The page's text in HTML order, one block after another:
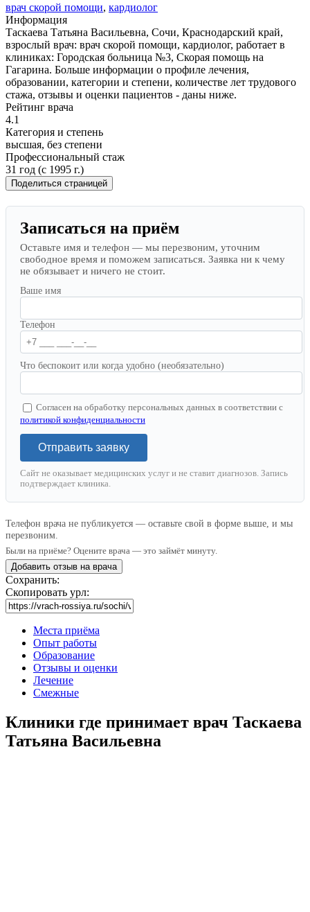
врач скорой помощи, кардиолог
Информация
Таскаева Татьяна Васильевна, Сочи, Краснодарский край,
взрослый врач: врач скорой помощи, кардиолог, работает в
клиниках: Городская больница №3, Скорая помощь на
Гагарина. Больше информации о профиле лечения,
образовании, категории и степени, количестве лет трудового
стажа, отзывы и оценки пациентов - даны ниже.
Рейтинг врача
4.1
Категория и степень
высшая, без степени
Профессиональный стаж
31 год (с 1995 г.)
Поделиться страницей
Записаться на приём
Оставьте имя и телефон — мы перезвоним, уточним
свободное время и поможем записаться. Заявка ни к чему
не обязывает и ничего не стоит.
Ваше имя
Телефон
Что беспокоит или когда удобно (необязательно)
Согласен на обработку персональных данных в соответствии с
политикой конфиденциальности
Отправить заявку
Сайт не оказывает медицинских услуг и не ставит диагнозов. Запись
подтверждает клиника.
Телефон врача не публикуется — оставьте свой в форме выше, и мы
перезвоним.
Были на приёме? Оцените врача — это займёт минуту.
Добавить отзыв на врача
Сохранить:
Скопировать урл:
Места приёма
Опыт работы
Образование
Отзывы и оценки
Лечение
Смежные
Клиники где принимает врач Таскаева
Татьяна Васильевна